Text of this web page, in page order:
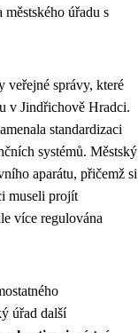
úřadu s
veřejné správy, které
v Jindřichově Hradci.
standardizaci
systémů. Městský
aparátu, přičemž si
museli projít
více regulována
úřad další